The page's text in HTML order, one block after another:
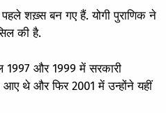
शख़्स बन गए हैं. योगी पुराणिक ने
की है.
और 1999 में सरकारी
आए थे और फिर 2001 में उन्होंने यहीं